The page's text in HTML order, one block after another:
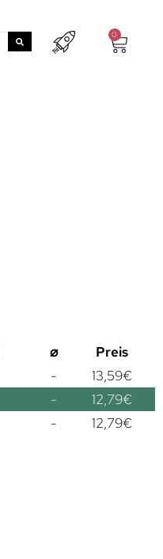
0
⌀
Preis
- 13,59€
- 12,79€
- 12,79€